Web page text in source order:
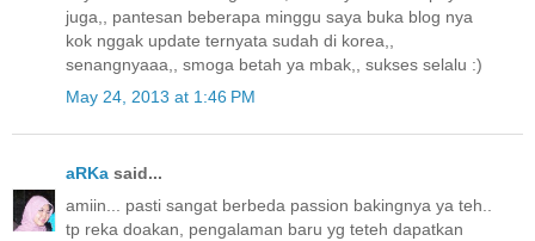
juga,, pantesan beberapa minggu saya buka blog nya
kok nggak update ternyata sudah di korea,,
senangnyaaa,, smoga betah ya mbak,, sukses selalu :)
May 24, 2013 at 1:46 PM
aRKa said...
amiin... pasti sangat berbeda passion bakingnya ya teh..
tp reka doakan, pengalaman baru yg teteh dapatkan